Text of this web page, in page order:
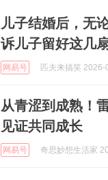
儿子结婚后，无
诉儿子留好这几
网易号 匹夫来搞笑 2026-
从青涩到成熟！
见证共同成长
网易号 奇思妙想生活家